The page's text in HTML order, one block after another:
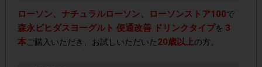
ローソン、ナチュラルローソン、ローソンストア100で
森永ビヒダスヨーグルト 便通改善 ドリンクタイプを 3
本ご購入いただき、お試しいただいた20歳以上の方。